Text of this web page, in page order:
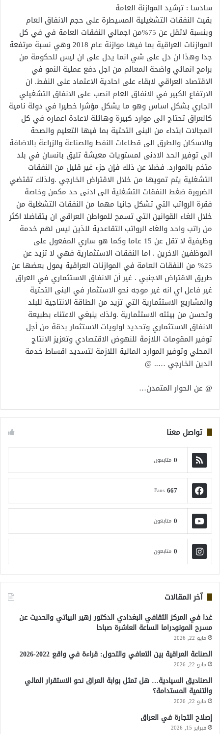
سادسا : ترشيد الموازنة العامة
بقيت النفقات التشغيلية المسيطرة على حجم الانفاق العام
وبنسبة لاتقل عن 75%من اجمالي النفقات العامة في في كل
الموازنات العراقية بما فيها موازنة عام 2018 وهي نسبة مرتفعة
جدا وهذا ان دل على شي انما يدل على ان ليس للحكومة من
برامج انمائي واضحة المعالم من اجل دفع عملية النمو في
الاقتصاد العراقي لابقاء على احادية الاعتماد على النفط. ان
الارتفاع الكبير في الانفاق العام انصب على الانفاق التشغيلي
الجاري بشكل اساس وهو ما يشكل مؤشرا خطيرا في دولة نامية
كالعراق تحتاج الى موارد كبيرة وهائلة لاعادة اعماره في كل
المجالات ابتداء من البنى التحتية بما فيها التعليم والصحة
والاسكان والطرق الى قطاعات النفط والصناعة والزراعة بالاضافة
الى توفير الحد الادنى لمستويات معيشة تليق بانسان في بلد
متخم بالموارد. فضلا عن ذلك فإن جزء غير قليل من النفقات
التشغلية يتم تمويها من خلال الاقتراض الخارجي .ولذلك تقتضي
الضرورة ضغط النفقات التشغلية الى ادنى حد مكمن وخاصة
فقرة الرواتب التي تشكل جانيا مهما من النفقات التشغلية من
خلال الغاء القوانين التي تسمح للمواطن العراقي ان يتقاضلا اكثر
من راتب واحد والغاء الرواتب التقاعدية للذين ليس لهم خدمة
وظيفية لا تقل عن 15 عاما وكما هو ساري المفعول على
الموظفين الاخرين . اما النفقات الاستثمارية فهي لا تزيد عن
25% من النفقات العامة في الموازنات العراقية يمول بعضها عن
طريق الاقتراض الاجنبي . غير أن الانفاق الاستثماري في العراق
غير فاعل اي انه غير موجه نحو الاستثمار في البنى التحتية
والمشاريع الاستثمارية التي تزيد من الطاقة الانتاجية للبلد
وتحسن من بيئته الاستثمارية .ولذك ينبغي الاعتناء بطبيعة
الانفاق الاستثماري وتحديد اولويات الاستثمار بدقة من أجل
توفير المقومات اللازمة للنهوض الاقتصادي وتعزيز الانتاج
المحلي وتوفير الموارد المالية اللازمة لتسديد اقساط خدمة
الدين الخارجي ….. @
@ عن الحوار المتمدن…
تواصل معنا
0 متابعون
667
Fans
0 متابعون
0 متابعون
آخر المقالات
غدا في المركز الثقافي البغدادي الدكتور زهير البياتي والحديث عن
مسرح المونودراما الساعة العاشرة صباحا
مايو 22, 2026
الصناعة العراقية بين التعافي والتحول: قراءة في واقع 2022-2026
مايو 22, 2026
الصناديق السيادية… هل تمثل بوابة العراق نحو الاستقرار المالي
والتنمية المستدامة؟
مايو 22, 2026
إصلاح التجارة في العراق
فبراير 15, 2026